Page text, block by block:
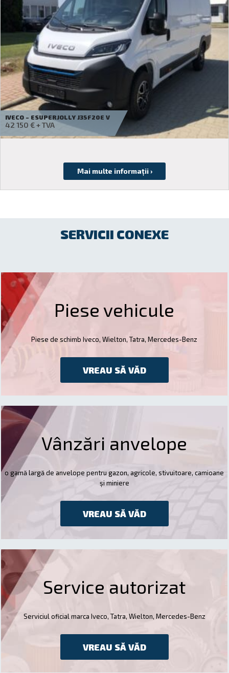
IVECO – DAILY 35S14 V
Cereți o ofertă
SERVICII CONEXE
Piese vehicule
Piese de schimb Iveco, Wielton, Tatra, Mercedes-Benz
VREAU SĂ VĂD
Vânzări anvelope
o gamă largă de anvelope pentru gazon, agricole, stivuitoare, camioane
și miniere
VREAU SĂ VĂD
Service autorizat
Serviciul oficial marca Iveco, Tatra, Wielton, Mercedes-Benz
VREAU SĂ VĂD